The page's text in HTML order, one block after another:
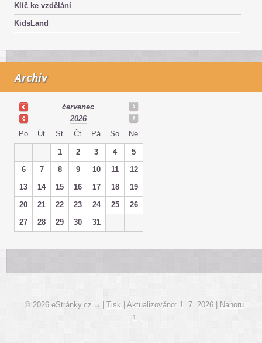
Klíč ke vzdělání
KidsLand
Archiv
červenec
2026
Po
Út St Čt Pá So Ne
1 2 3 4
5
6
7 8 9 10 11
12
13
14 15 16 17 18
19
20
21 22 23 24 25
26
27
28 29 30 31
© 2026 eStránky.cz | Tisk | Aktualizováno: 1. 7. 2026 | Nahoru
↑